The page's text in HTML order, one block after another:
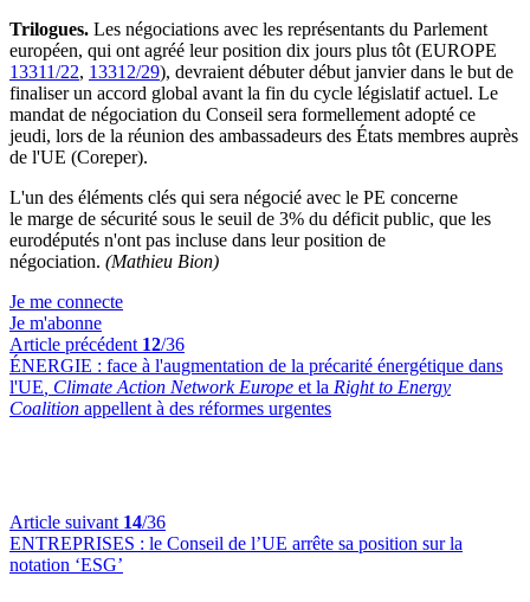
Trilogues. Les négociations avec les représentants du Parlement
européen, qui ont agréé leur position dix jours plus tôt (EUROPE
13311/22, 13312/29), devraient débuter début janvier dans le but de
finaliser un accord global avant la fin du cycle législatif actuel. Le
mandat de négociation du Conseil sera formellement adopté ce
jeudi, lors de la réunion des ambassadeurs des États membres auprès
de l'UE (Coreper).
L'un des éléments clés qui sera négocié avec le PE concerne
le marge de sécurité sous le seuil de 3% du déficit public, que les
eurodéputés n'ont pas incluse dans leur position de
négociation. (Mathieu Bion)
Je me connecte
Je m'abonne
Article précédent 12/36
ÉNERGIE : face à l'augmentation de la précarité énergétique dans
l'UE , Climate Action Network Europe et la Right to Energy
Coalition appellent à des réformes urgentes
Article suivant 14/36
ENTREPRISES : le Conseil de l’UE arrête sa position sur la
notation ‘ESG’